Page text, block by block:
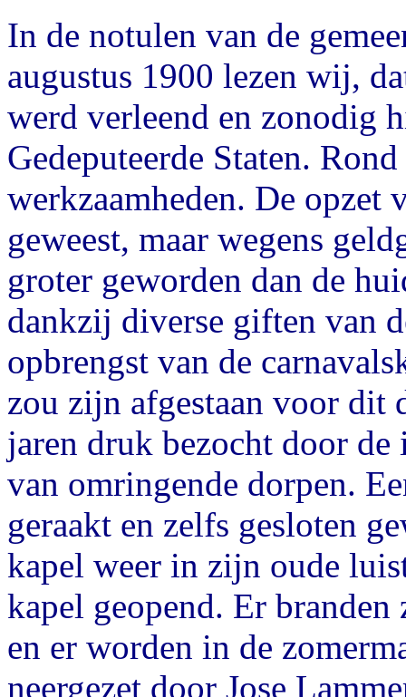
In de notulen van de
augustus 1900 lezen wij,
werd verleend en zonodig
Gedeputeerde Staten.
werkzaamheden. De opzet
geweest, maar wegens
groter geworden dan de
dankzij diverse giften van
opbrengst van de
zou zijn afgestaan voor
jaren druk bezocht door de
van omringende dorpen.
geraakt en zelfs gesloten
kapel weer in zijn oude
kapel geopend. Er branden
en er worden in de
neergezet door Jose